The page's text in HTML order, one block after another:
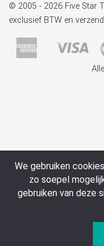
© 2005 - 2026 Five Star
exclusief BTW en
We gebruiken
zo soepel
gebruiken van deze